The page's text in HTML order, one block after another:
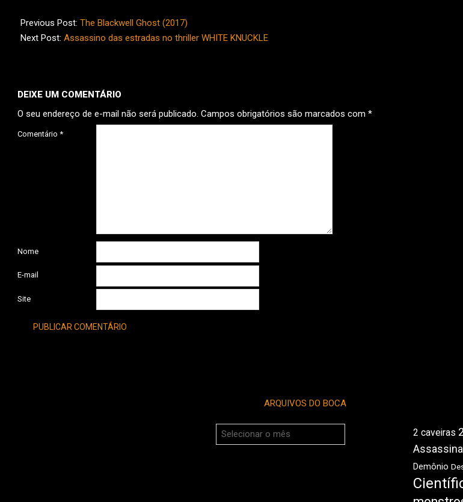
08-
17
Previous Post: The Blackwell Ghost (2017)
Next Post: Assassino das estradas no thriller WHITE KNUCKLE
DEIXE UM COMENTÁRIO
O seu endereço de e-mail não será publicado. Campos obrigatórios são marcados com *
Comentário *
Nome
E-mail
Site
ARQUIVOS DO BOCA
Arquivos
do
2 caveiras
Demônio